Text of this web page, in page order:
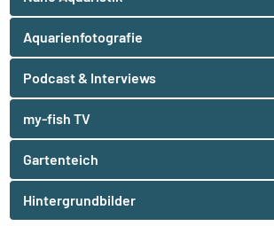
Aquarienfotografie
Podcast & Interviews
my-fish TV
Gartenteich
Hintergrundbilder